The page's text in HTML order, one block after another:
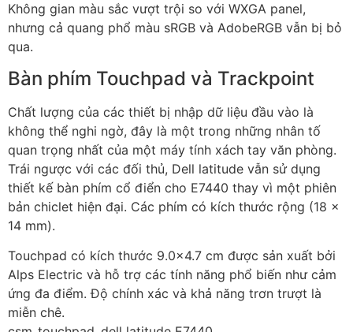
Không gian màu sắc vượt trội so với WXGA panel,
nhưng cả quang phổ màu sRGB và AdobeRGB vẫn bị bỏ
qua.
Bàn phím Touchpad và Trackpoint
Chất lượng của các thiết bị nhập dữ liệu đầu vào là
không thể nghi ngờ, đây là một trong những nhân tố
quan trọng nhất của một máy tính xách tay văn phòng.
Trái ngược với các đối thủ, Dell latitude vẫn sử dụng
thiết kế bàn phím cổ điển cho E7440 thay vì một phiên
bản chiclet hiện đại. Các phím có kích thước rộng (18 x
14 mm).
Touchpad có kích thước 9.0×4.7 cm được sản xuất bởi
Alps Electric và hỗ trợ các tính năng phổ biến như cảm
ứng đa điểm. Độ chính xác và khả năng trơn trượt là
miễn chê.